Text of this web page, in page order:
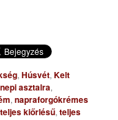
,Húsvét,Kelt
asztalra,
,napraforgókrémes
teljes kiőrlésű,teljes